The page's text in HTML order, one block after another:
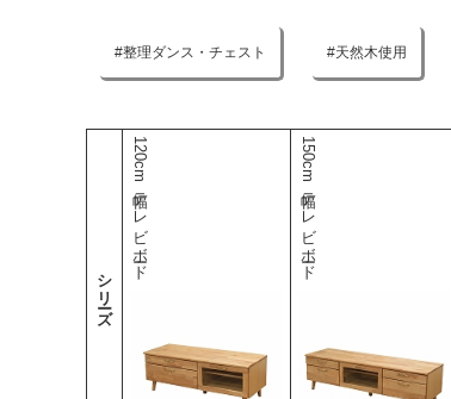
整理ダンス・チェスト 天然木使用
シリーズ
120cm幅テレビボード 150cm幅テレビボード